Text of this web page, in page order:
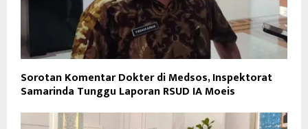
Sorotan Komentar Dokter di Medsos, Inspektorat
Samarinda Tunggu Laporan RSUD IA Moeis